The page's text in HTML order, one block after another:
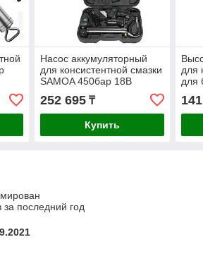
Насос аккумуляторный
для консистентной смазки
SAMOA 450бар 18В
252 695₸
Купить
для
для
последний год